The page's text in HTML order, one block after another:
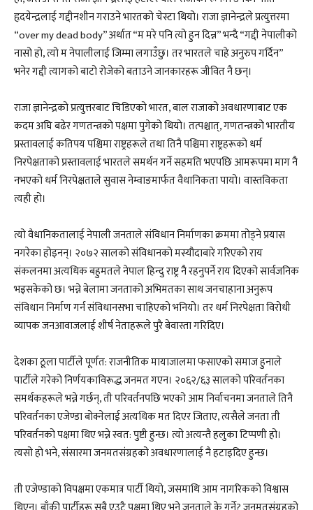
हृदयेन्द्रलाई गद्दीनशीन गराउने भारतको चेस्टा थियो। राजा ज्ञानेन्द्रले प्रत्युत्तरमा
“over my dead body” अर्थात “म मरे पनि त्यो हुन दिन्न” भन्दै “गद्दी नेपालीको
नासो हो, त्यो म नेपालीलाई जिम्मा लगाउँछु। तर भारतले चाहे अनुरुप गर्दिन”
भनेर गद्दी त्यागको बाटो रोजेको बताउने जानकारहरू जीवित नै छन्।
राजा ज्ञानेन्द्रको प्रत्युत्तरबाट चिडिएको भारत, बाल राजाको अवधारणाबाट एक
कदम अघि बढेर गणतन्त्रको पक्षमा पुगेको थियो। तत्पश्चात्, गणतन्त्रको भारतीय
प्रस्तावलाई कतिपय पश्चिमा राष्ट्रहरूले तथा तिनै पश्चिमा राष्ट्रहरूको धर्म
निरपेक्षताको प्रस्तावलाई भारतले समर्थन गर्ने सहमति भएपछि आमरूपमा माग नै
नभएको धर्म निरपेक्षताले सुवास नेम्वाङमार्फत वैधानिकता पायो। वास्तविकता
त्यही हो।
त्यो वैधानिकतालाई नेपाली जनताले संविधान निर्माणका क्रममा तोड्ने प्रयास
नगरेका होइनन्। २०७२ सालको संविधानको मस्यौदाबारे गरिएको राय
संकलनमा अत्यधिक बहुमतले नेपाल हिन्दु राष्ट्र नै रहनुपर्ने राय दिएको सार्वजनिक
भइसकेको छ। भन्ने बेलामा जनताको अभिमतका साथ जनचाहाना अनुरूप
संविधान निर्माण गर्न संविधानसभा चाहिएको भनियो। तर धर्म निरपेक्षता विरोधी
व्यापक जनआवाजलाई शीर्ष नेताहरूले पुरै बेवास्ता गरिदिए।
देशका ठूला पार्टीले पूर्णत: राजनीतिक मायाजालमा फसाएको समाज हुनाले
पार्टीले गरेको निर्णयकाविरूद्ध जनमत गएन। २०६२/६३ सालको परिवर्तनका
समर्थकहरूले भन्ने गर्छन्, ती परिवर्तनपछि भएको आम निर्वाचनमा जनताले तिनै
परिवर्तनका एजेण्डा बोक्नेलाई अत्यधिक मत दिएर जिताए, त्यसैले जनता ती
परिवर्तनको पक्षमा थिए भन्ने स्वत: पुष्टी हुन्छ। त्यो अत्यन्तै हलुका टिप्पणी हो।
त्यसो हो भने, संसारमा जनमतसंग्रहको अवधारणालाई नै हटाइदिए हुन्छ।
ती एजेण्डाको विपक्षमा एकमात्र पार्टी थियो, जसमाथि आम नागरिकको विश्वास